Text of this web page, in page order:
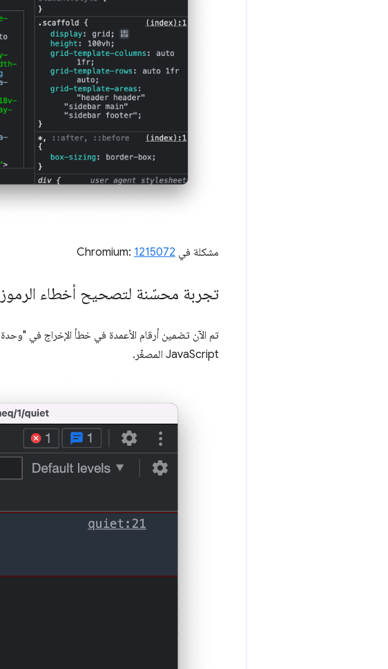
مشكلة في Chromium: 1215072
تجربة محسّنة لتصحيح أخطاء الرموز
تم الآن تضمين أرقام الأعمدة في خطأ الإخراج في
JavaScript المصغّر.